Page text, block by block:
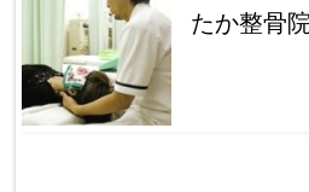
たか整骨